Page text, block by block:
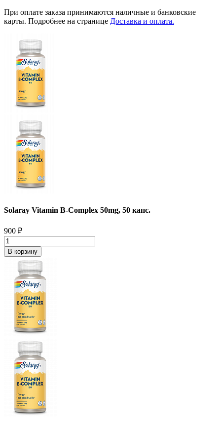
При оплате заказа принимаются наличные и банковские
карты. Подробнее на странице Доставка и оплата.
Solaray Vitamin B-Complex 50mg, 50 капс.
900 ₽
В корзину